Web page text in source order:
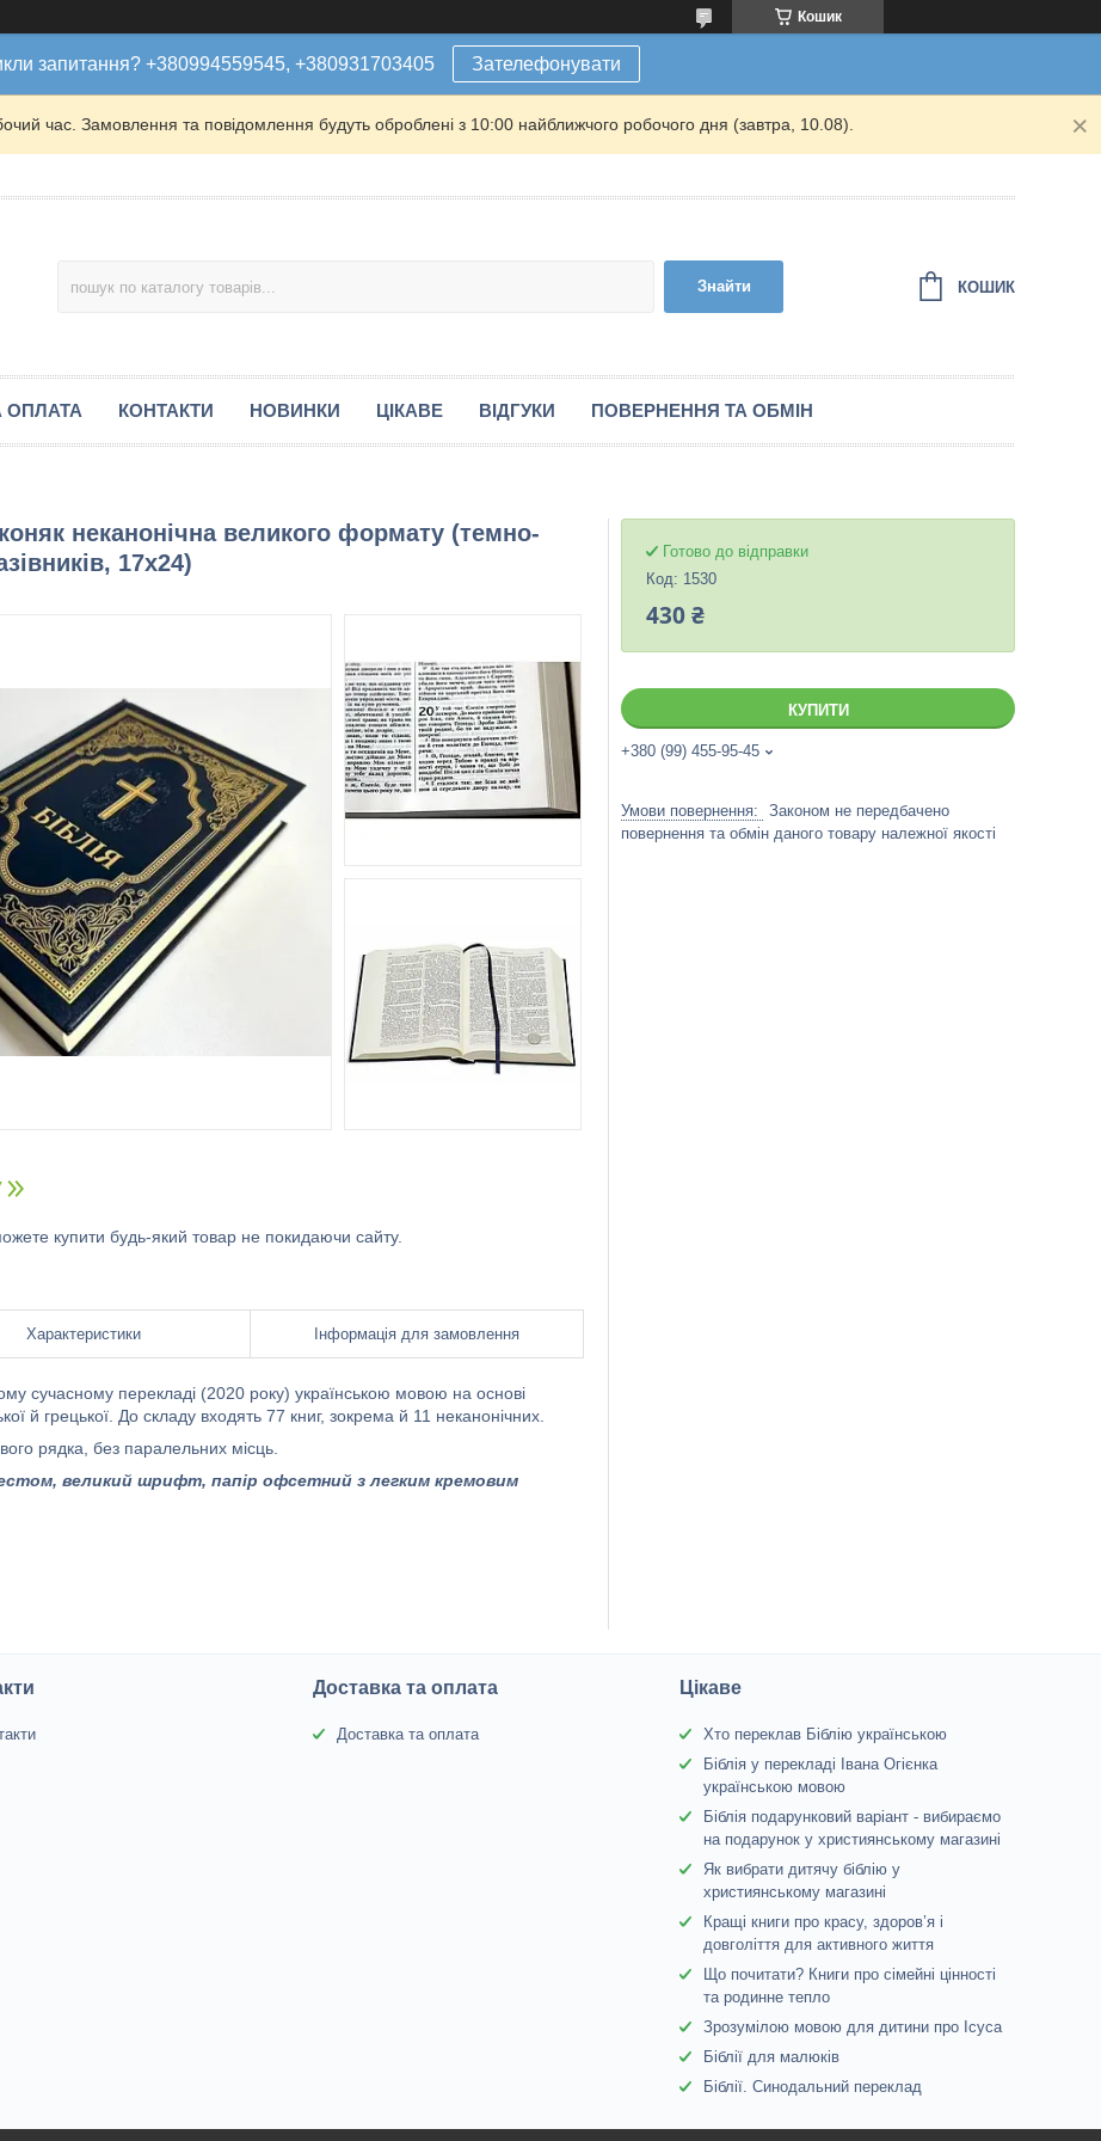
Кошик
запитання? +380994559545, +380931703405 Зателефонувати
час. Замовлення та повідомлення будуть оброблені з 10:00 найближчого робочого дня (завтра, 10.08).
Знайти КОШИК
ОПЛАТА КОНТАКТИ НОВИНКИ ЦІКАВЕ ВІДГУКИ ПОВЕРНЕННЯ ТА ОБМІН
неканонічна великого формату (темно-
17х24)
купити будь-який товар не покидаючи сайту.
Характеристики Інформація для замовлення
сучасному перекладі (2020 року) українською мовою на основі
й грецької. До складу входять 77 книг, зокрема й 11 неканонічних.
рядка, без паралельних місць.
, великий шрифт, папір офсетний з легким кремовим
Готово до відправки
Код: 1530
430 ₴
КУПИТИ
+380 (99) 455-95-45
Законом не передбачено
повернення та обмін даного товару належної якості
Доставка та оплата
Доставка та оплата
Цікаве
Хто переклав Біблію українською
Біблія у перекладі Івана Огієнка
українською мовою
Біблія подарунковий варіант - вибираємо
на подарунок у християнському магазині
Як вибрати дитячу біблію у
християнському магазині
Кращі книги про красу, здоров’я і
довголіття для активного життя
Що почитати? Книги про сімейні цінності
та родинне тепло
Зрозумілою мовою для дитини про Ісуса
Біблії для малюків
Біблії. Синодальний переклад